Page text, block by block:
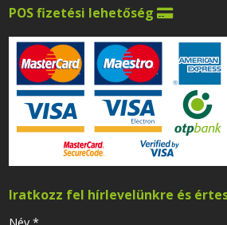
POS fizetési lehetőség 
Iratkozz fel hírlevelünkre és